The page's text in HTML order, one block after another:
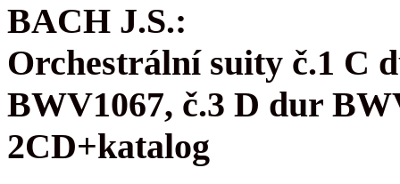
BACH J.S.:
Orchestrální suity č.1 C
BWV1067, č.3 D dur
2CD+katalog